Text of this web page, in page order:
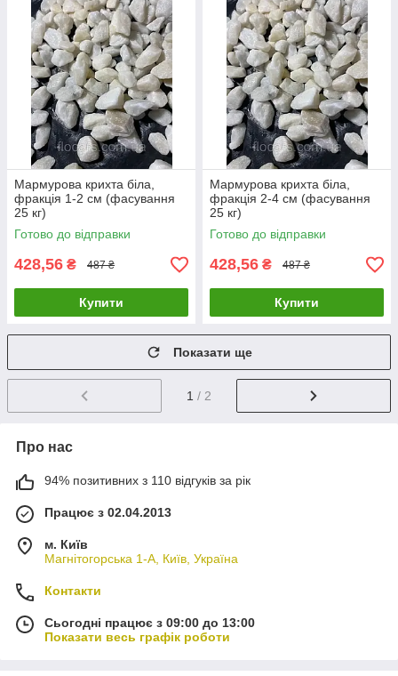
Мармурова крихта біла,
фракція 1-2 см (фасування
25 кг)
Готово до відправки
428,56 ₴ 487 ₴
Купити
Мармурова крихта біла,
фракція 2-4 см (фасування
25 кг)
Готово до відправки
428,56 ₴ 487 ₴
Купити
Показати ще
1 / 2
Про нас
94% позитивних з 110 відгуків за рік
Працює з 02.04.2013
м. Київ
Магнітогорська 1-А, Київ, Україна
Контакти
Сьогодні працює з 09:00 до 13:00
Показати весь графік роботи